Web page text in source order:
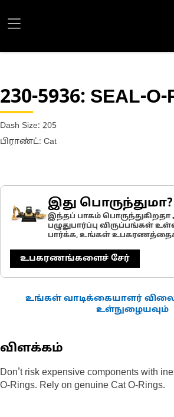
230-5936: SEAL-O-
Dash Size: 205
பிராண்ட்: Cat
இது பொருந்துமா?
இந்தப் பாகம்
பழுதுபார்ப்பு விருப்பங்கள்
பார்க்க, உங்கள் உபகரணத்தைச்
உபகரணங்களைச் சேர்
உங்கள் வாடிக்கையாளர்
உள்நுழையவும்
விளக்கம்
Don't risk expensive components with
O-Rings. Rely on genuine Cat O-Rings.